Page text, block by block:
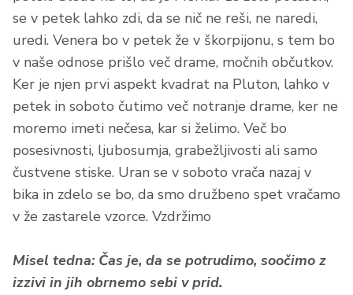
se v petek lahko zdi, da se nič ne reši, ne naredi,
uredi. Venera bo v petek že v škorpijonu, s tem bo
v naše odnose prišlo več drame, močnih občutkov.
Ker je njen prvi aspekt kvadrat na Pluton, lahko v
petek in soboto čutimo več notranje drame, ker ne
moremo imeti nečesa, kar si želimo. Več bo
posesivnosti, ljubosumja, grabežljivosti ali samo
čustvene stiske. Uran se v soboto vrača nazaj v
bika in zdelo se bo, da smo družbeno spet vračamo
v že zastarele vzorce. Vzdržimo
Misel tedna: Čas je, da se potrudimo, soočimo z
izzivi in jih obrnemo sebi v prid.